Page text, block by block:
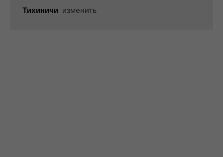
Тихиничи изменить